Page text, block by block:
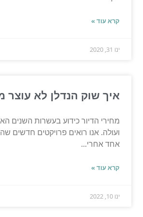
קרא עוד »
ינו 31, 2020
איך שוק הנדלן לא עוצר
מחירי הדיור כידוע בעשרות השנים
ועולה. אנו רואים פרויקטים חדשים
אחד אחרי...
קרא עוד »
ינו 10, 2022